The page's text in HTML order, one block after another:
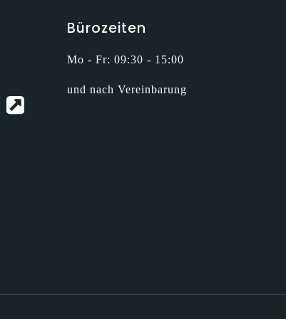
Bürozeiten
Mo - Fr: 09:30 - 15:00
und nach Vereinbarung